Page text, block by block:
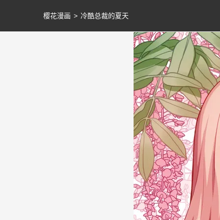
樱花漫画 > 冷酷总裁的夏天